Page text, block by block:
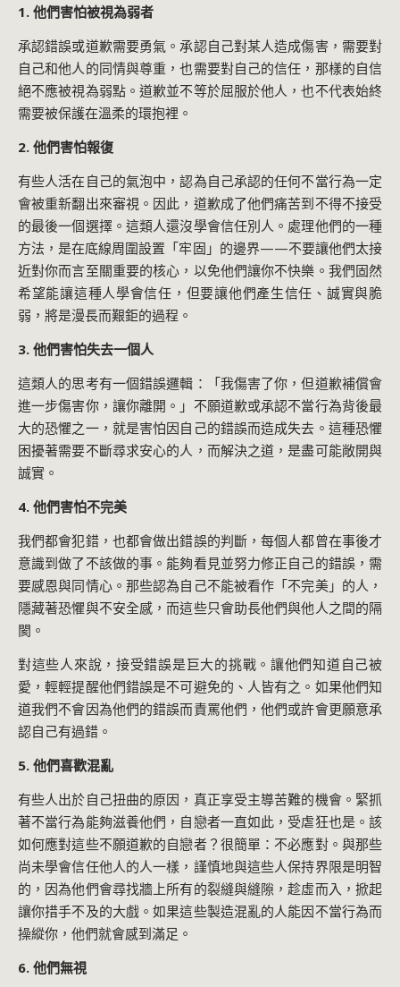
1. 他們害怕被視為弱者
承認錯誤或道歉需要勇氣。承認自己對某人造成傷害，需要對
自己和他人的同情與尊重，也需要對自己的信任，那樣的自信
絕不應被視為弱點。道歉並不等於屈服於他人，也不代表始終
需要被保護在溫柔的環抱裡。
2. 他們害怕報復
有些人活在自己的氣泡中，認為自己承認的任何不當行為一定
會被重新翻出來審視。因此，道歉成了他們痛苦到不得不接受
的最後一個選擇。這類人還沒學會信任別人。處理他們的一種
方法，是在底線周圍設置「牢固」的邊界——不要讓他們太接
近對你而言至關重要的核心，以免他們讓你不快樂。我們固然
希望能讓這種人學會信任，但要讓他們產生信任、誠實與脆
弱，將是漫長而艱鉅的過程。
3. 他們害怕失去一個人
這類人的思考有一個錯誤邏輯：「我傷害了你，但道歉補償會
進一步傷害你，讓你離開。」不願道歉或承認不當行為背後最
大的恐懼之一，就是害怕因自己的錯誤而造成失去。這種恐懼
困擾著需要不斷尋求安心的人，而解決之道，是盡可能敞開與
誠實。
4. 他們害怕不完美
我們都會犯錯，也都會做出錯誤的判斷，每個人都曾在事後才
意識到做了不該做的事。能夠看見並努力修正自己的錯誤，需
要感恩與同情心。那些認為自己不能被看作「不完美」的人，
隱藏著恐懼與不安全感，而這些只會助長他們與他人之間的隔
閡。
對這些人來說，接受錯誤是巨大的挑戰。讓他們知道自己被
愛，輕輕提醒他們錯誤是不可避免的、人皆有之。如果他們知
道我們不會因為他們的錯誤而責罵他們，他們或許會更願意承
認自己有過錯。
5. 他們喜歡混亂
有些人出於自己扭曲的原因，真正享受主導苦難的機會。緊抓
著不當行為能夠滋養他們，自戀者一直如此，受虐狂也是。該
如何應對這些不願道歉的自戀者？很簡單：不必應對。與那些
尚未學會信任他人的人一樣，謹慎地與這些人保持界限是明智
的，因為他們會尋找牆上所有的裂縫與縫隙，趁虛而入，掀起
讓你措手不及的大戲。如果這些製造混亂的人能因不當行為而
操縱你，他們就會感到滿足。
6. 他們無視